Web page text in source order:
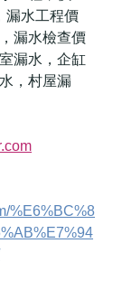
漏水工程價
漏水檢查價
漏水，企缸
，村屋漏
%E6%BC%8